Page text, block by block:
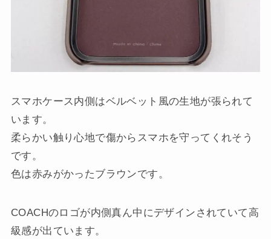
スマホケース内側はベルベット風の生地が張られて
います。
柔らかい触り心地で傷からスマホを守ってくれそう
です。
色は赤みがかったブラウンです。
COACHのロゴが内側真ん中にデザインされていて高
級感が出ています。